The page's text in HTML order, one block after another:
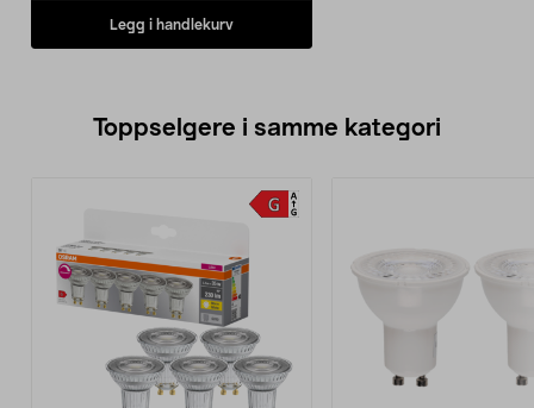
Legg i handlekurv
Toppselgere i samme kategori